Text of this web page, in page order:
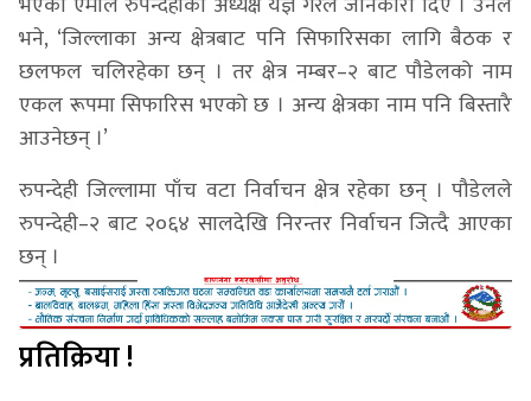
भने, ‘जिल्लाका अन्य क्षेत्रबाट पनि सिफारिसका लागि बैठक र
छलफल चलिरहेका छन् । तर क्षेत्र नम्बर–२ बाट पौडेलको नाम
एकल रूपमा सिफारिस भएको छ । अन्य क्षेत्रका नाम पनि बिस्तारै
आउनेछन् ।’
रुपन्देही जिल्लामा पाँच वटा निर्वाचन क्षेत्र रहेका छन् । पौडेलले
रुपन्देही–२ बाट २०६४ सालदेखि निरन्तर निर्वाचन जित्दै आएका
छन् ।
प्रतिक्रिया !